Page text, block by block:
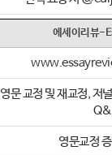
에세이리뷰-
영문 교정 및 재교정, 저
영문교정